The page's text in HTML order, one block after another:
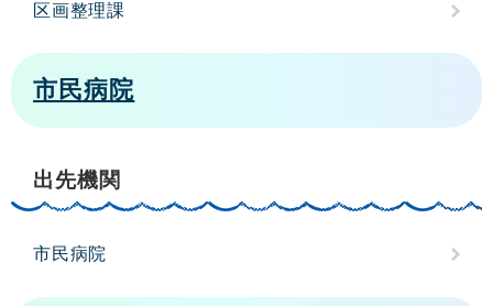
区画整理課
市民病院
出先機関
市民病院